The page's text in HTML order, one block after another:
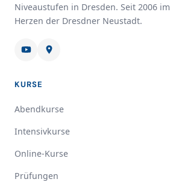
Niveaustufen in Dresden. Seit 2006 im
Herzen der Dresdner Neustadt.
KURSE
Abendkurse
Intensivkurse
Online-Kurse
Prüfungen